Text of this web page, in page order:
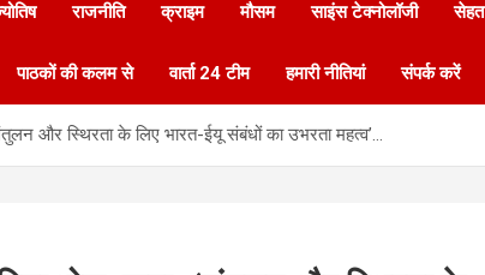
राजनीति क्राइम मौसम साइंस टेक्नोलॉजी सेहत
पाठकों की कलम से वार्ता 24 टीम हमारी नीतियां संपर्क करें
और स्थिरता के लिए भारत-ईयू संबंधों का उभरता महत्व’…